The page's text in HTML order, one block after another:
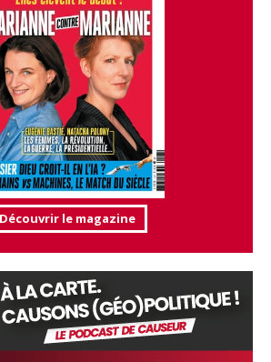
Découvrir le magazine